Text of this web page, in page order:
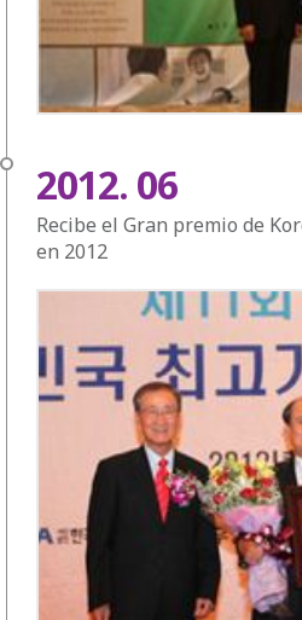
2012. 06
Recibe el Gran premio de
en 2012